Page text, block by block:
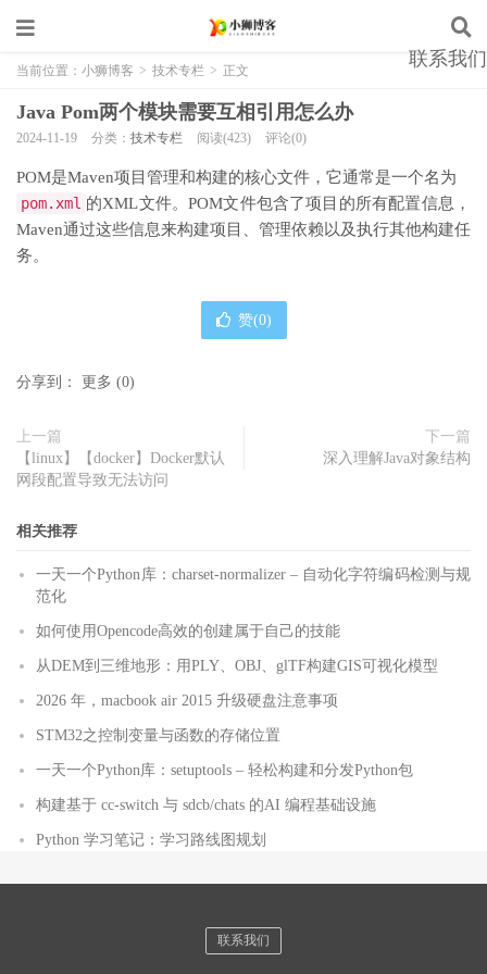
联系我们
当前位置： 小狮博客 > 技术专栏 > 正文
Java Pom两个模块需要互相引用怎么办
2024-11-19 分类： 技术专栏 阅读(423) 评论(0)
POM是Maven项目管理和构建的核心文件，它通常是一个名为
pom.xml 的XML文件。POM文件包含了项目的所有配置信息，
Maven通过这些信息来构建项目、管理依赖以及执行其他构建任
务。
赞(0)
分享到： 更多 (0)
上一篇
【linux】【docker】Docker默认
网段配置导致无法访问
下一篇
深入理解Java对象结构
相关推荐
一天一个Python库：charset-normalizer – 自动化字符编码检测与规
范化
如何使用Opencode高效的创建属于自己的技能
从DEM到三维地形：用PLY、OBJ、glTF构建GIS可视化模型
2026 年，macbook air 2015 升级硬盘注意事项
STM32之控制变量与函数的存储位置
一天一个Python库：setuptools – 轻松构建和分发Python包
构建基于 cc-switch 与 sdcb/chats 的AI 编程基础设施
Python 学习笔记：学习路线图规划
联系我们